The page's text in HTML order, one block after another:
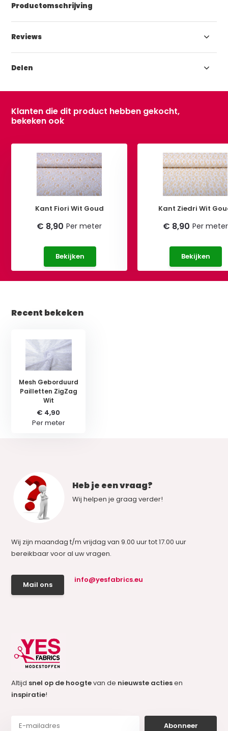
Productomschrijving
Reviews
Delen
Klanten die dit product hebben gekocht,
bekeken ook
Kant Fiori Wit Goud
€ 8,90 Per meter
Bekijken
Kant Ziedri Wit
€ 8,90 Per meter
Bekijken
Recent bekeken
Mesh Geborduurd
Pailletten ZigZag
Wit
€ 4,90
Per meter
Heb je een vraag?
Wij helpen je graag verder!
Wij zijn maandag t/m vrijdag van 9.00 uur tot 17.00 uur
bereikbaar voor al uw vragen.
Mail ons
info@yesfabrics.eu
Altijd snel op de hoogtevan de nieuwste actiesen
inspiratie!
Abonneer